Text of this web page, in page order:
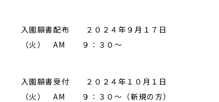
入園願書配布 ２０２４年９月１７日
（火） AM ９：３０〜
入園願書受付 ２０２４年１０月１日
（火） AM ９：３０〜（新規の方）